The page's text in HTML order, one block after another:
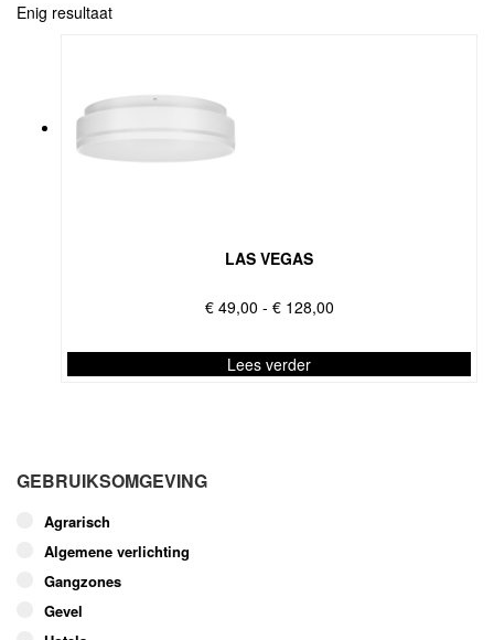
Enig resultaat
LAS VEGAS
€49,00 - €128,00Prijsklasse:
tot
€ 128,00
Lees verder
variaties.
optie
kan
gekozen
worden
op
GEBRUIKSOMGEVING
Agrarisch
Algemene verlichting
Gangzones
Gevel